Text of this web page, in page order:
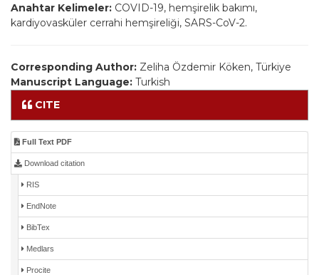
Anahtar Kelimeler: COVID-19, hemşirelik bakımı,
kardiyovasküler cerrahi hemşireliği, SARS-CoV-2.
Corresponding Author: Zeliha Özdemir Köken, Türkiye
Manuscript Language: Turkish
CITE
Full Text PDF
Download citation
RIS
EndNote
BibTex
Medlars
Procite